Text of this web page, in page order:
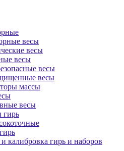
весы
весы
весы
весы
весы
массы
весы
гирь
калибровка гирь и наборов